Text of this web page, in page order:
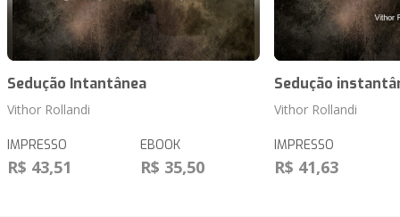
Sedução Intantânea
Vithor Rollandi
IMPRESSO
R$ 43,51
EBOOK
R$ 35,50
Sedução
Vithor Rollandi
IMPRESSO
R$ 41,63